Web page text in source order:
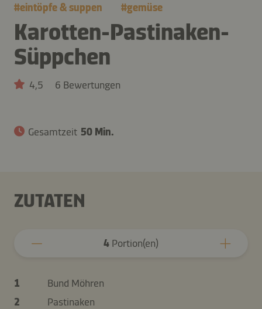
#eintöpfe & suppen #gemüse
Karotten-Pastinaken-
Süppchen
4,5 6 Bewertungen
Gesamtzeit 50 Min.
ZUTATEN
4 Portion(en)
1
Bund Möhren
2
Pastinaken